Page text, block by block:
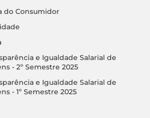
do Consumidor
e Igualdade Salarial de
- 2º Semestre 2025
e Igualdade Salarial de
- 1º Semestre 2025